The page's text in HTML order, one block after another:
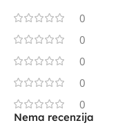
0
0
0
0
0
Nema recenzija